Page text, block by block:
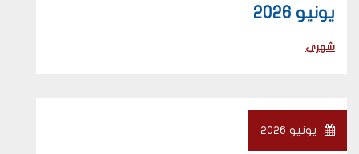
يونيو 2026
شهري
يونيو 2026